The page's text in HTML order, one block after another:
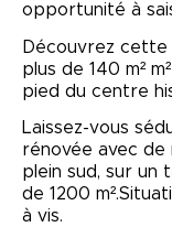
opportunité à
Découvrez cette
plus de 140 m²
pied du centre
Laissez-vous
rénovée avec de
plein sud, sur un
de 1200
à vis.